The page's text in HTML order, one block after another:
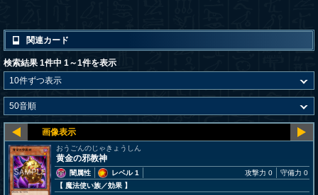
関連カード
検索結果 1件中 1～1件を表示
おうごんのじゃきょうしん
黄金の邪教神
闇属性
レベル 1
【 魔法使い族／効果 】
攻撃力 0 守備力 0